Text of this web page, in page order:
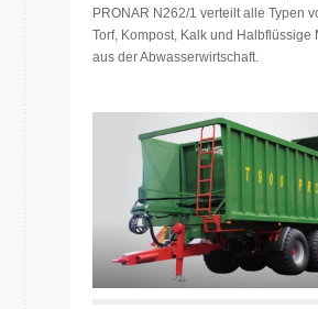
PRONAR N262/1 verteilt alle Typen
Torf, Kompost, Kalk und Halbflüssige
aus der Abwasserwirtschaft.